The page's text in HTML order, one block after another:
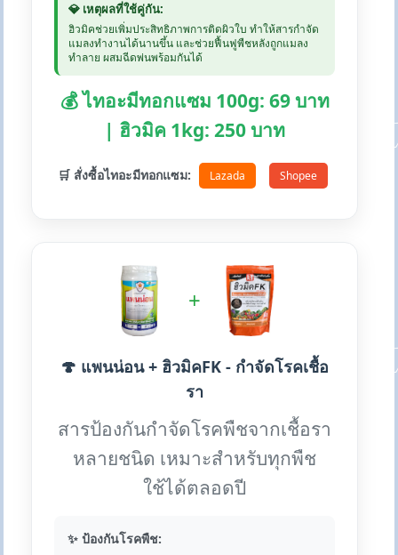
💎 เหตุผลที่ใช้คู่กัน:
ฮิวมิคช่วยเพิ่มประสิทธิภาพการติดผิวใบ ทำให้สารกำจัด
แมลงทำงานได้นานขึ้น และช่วยฟื้นฟูพืชหลังถูกแมลง
ทำลาย ผสมฉีดพ่นพร้อมกันได้
💰 ไทอะมีทอกแซม 100g: 69 บาท
| ฮิวมิค 1kg: 250 บาท
🛒 สั่งซื้อไทอะมีทอกแซม: Lazada Shopee
+
🍄 แพนน่อน + ฮิวมิคFK - กำจัดโรคเชื้อ
รา
สารป้องกันกำจัดโรคพืชจากเชื้อรา
หลายชนิด เหมาะสำหรับทุกพืช
ใช้ได้ตลอดปี
✨ ป้องกันโรคพืช: